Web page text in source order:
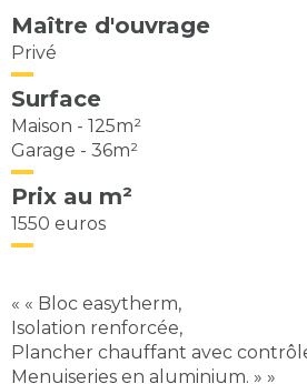
Maître d'ouvrage
Privé
Surface
Maison - 125m²
Garage - 36m²
Prix au m²
1550 euros
« « Bloc easytherm,
Isolation renforcée,
Plancher chauffant avec
Menuiseries en aluminium. » »